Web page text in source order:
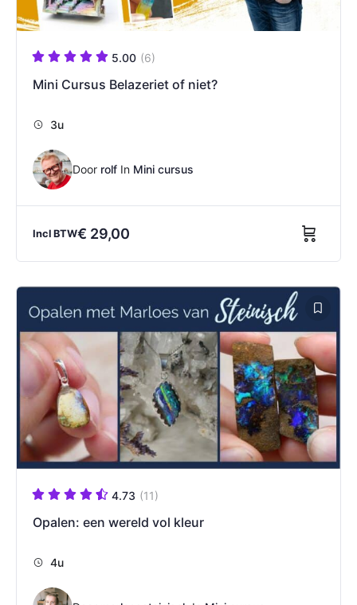
5.00 (6)
Mini Cursus Belazeriet of niet?
3u
Door rolf In Mini cursus
€ 29,00
Incl BTW
4.73 (11)
Opalen: een wereld vol kleur
4u